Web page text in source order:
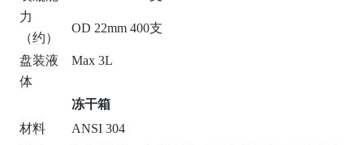
力
（约）
OD 22mm 400支
盘装液
体
Max 3L
冻干箱
材料
ANSI 304